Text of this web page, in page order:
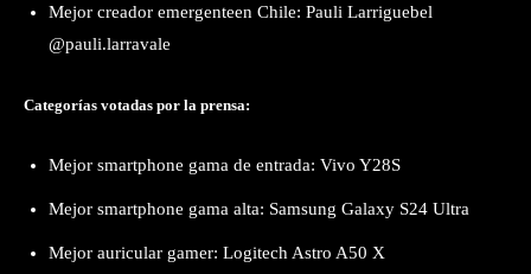
Mejor creador emergenteen Chile: Pauli Larriguebel
@pauli.larravale
Categorías votadas por la prensa:
Mejor smartphone gama de entrada: Vivo Y28S
Mejor smartphone gama alta: Samsung Galaxy S24 Ultra
Mejor auricular gamer: Logitech Astro A50 X